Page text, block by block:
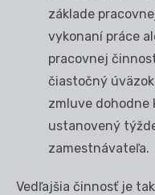
základe
vykonaní práce
pracovnej
čiastočný
zmluve dohodne
ustanovený
zamestnávateľa.
Vedľajšia činnosť je